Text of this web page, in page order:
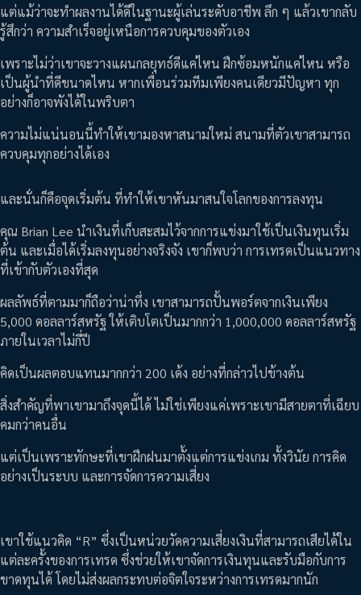
แต่แม้ว่าจะทำผลงานได้ดีในฐานะผู้เล่นระดับอาชีพ ลึก ๆ แล้วเขากลับ
รู้สึกว่า ความสำเร็จอยู่เหนือการควบคุมของตัวเอง
เพราะไม่ว่าเขาจะวางแผนกลยุทธ์ดีแค่ไหน ฝึกซ้อมหนักแค่ไหน หรือ
เป็นผู้นำที่ดีขนาดไหน หากเพื่อนร่วมทีมเพียงคนเดียวมีปัญหา ทุก
อย่างก็อาจพังได้ในพริบตา
ความไม่แน่นอนนี้ทำให้เขามองหาสนามใหม่ สนามที่ตัวเขาสามารถ
ควบคุมทุกอย่างได้เอง
และนั่นก็คือจุดเริ่มต้น ที่ทำให้เขาหันมาสนใจโลกของการลงทุน
คุณ Brian Lee นำเงินที่เก็บสะสมไว้จากการแข่งมาใช้เป็นเงินทุนเริ่ม
ต้น และเมื่อได้เริ่มลงทุนอย่างจริงจัง เขาก็พบว่า การเทรดเป็นแนวทาง
ที่เข้ากับตัวเองที่สุด
ผลลัพธ์ที่ตามมาก็ถือว่าน่าทึ่ง เขาสามารถปั้นพอร์ตจากเงินเพียง
5,000 ดอลลาร์สหรัฐ ให้เติบโตเป็นมากกว่า 1,000,000 ดอลลาร์สหรัฐ
ภายในเวลาไม่กี่ปี
คิดเป็นผลตอบแทนมากกว่า 200 เด้ง อย่างที่กล่าวไปข้างต้น
สิ่งสำคัญที่พาเขามาถึงจุดนี้ได้ ไม่ใช่เพียงแค่เพราะเขามีสายตาที่เฉียบ
คมกว่าคนอื่น
แต่เป็นเพราะทักษะที่เขาฝึกฝนมาตั้งแต่การแข่งเกม ทั้งวินัย การคิด
อย่างเป็นระบบ และการจัดการความเสี่ยง
เขาใช้แนวคิด “R” ซึ่งเป็นหน่วยวัดความเสี่ยงเงินที่สามารถเสียได้ใน
แต่ละครั้งของการเทรด ซึ่งช่วยให้เขาจัดการเงินทุนและรับมือกับการ
ขาดทุนได้ โดยไม่ส่งผลกระทบต่อจิตใจระหว่างการเทรดมากนัก